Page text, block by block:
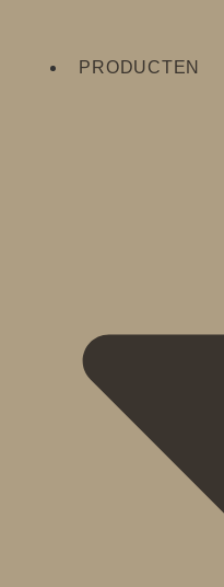
PRODUCTEN